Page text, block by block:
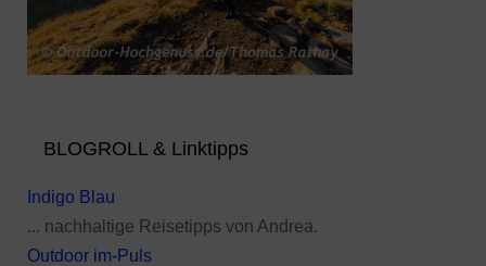
BLOGROLL & Linktipps
Indigo Blau
... nachhaltige Reisetipps von Andrea.
Outdoor im-Puls